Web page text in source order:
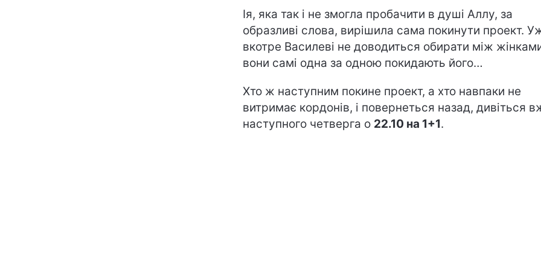
Ія, яка так і не змогла пробачити в душі Аллу, за
образливі слова, вирішила сама покинути проект.
вкотре Василеві не доводиться обирати між
вони самі одна за одною покидають його…
Хто ж наступним покине проект, а хто навпаки не
витримає кордонів, і повернеться назад, дивіться
наступного четверга о 22.10 на 1+1.